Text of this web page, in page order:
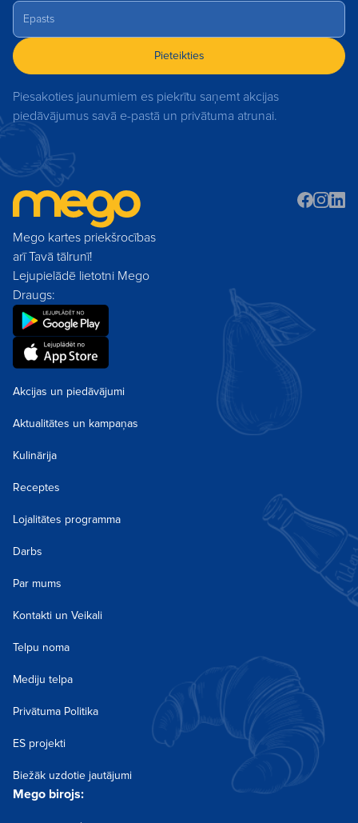
Pieteikties
Piesakoties jaunumiem es piekrītu saņemt akcijas
piedāvājumus savā e-pastā un privātuma atrunai.
Mego kartes priekšrocības
arī Tavā tālrunī!
Lejupielādē lietotni Mego
Draugs:
Akcijas un piedāvājumi
Aktualitātes un kampaņas
Kulinārija
Receptes
Lojalitātes programma
Darbs
Par mums
Kontakti un Veikali
Telpu noma
Mediju telpa
Privātuma Politika
ES projekti
Biežāk uzdotie jautājumi
Mego birojs: